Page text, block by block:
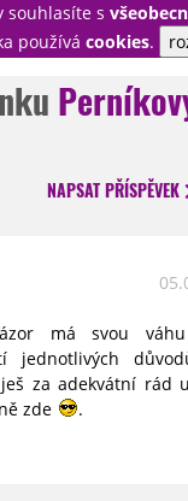
souhlasíte s
používá cookies.
NAPSATPŘÍSPĚVEK
má svou
jednotlivých
za adekvátní rád
zde
.